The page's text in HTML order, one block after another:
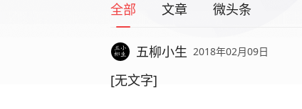
全部 文章 微头条
五柳小生 2018年02月09日
[无文字]